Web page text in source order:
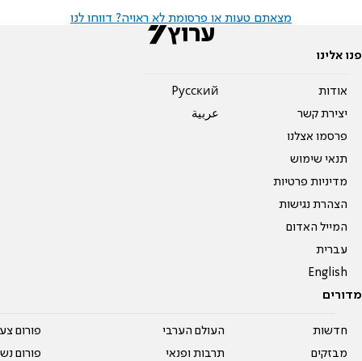
מצאתם טעות או פרסומת לא ראויה? דווחו לנו
פנו אלינו
אודות
יצירת קשר
פרסמו אצלנו
תנאי שימוש
מדיניות פרטיות
הצהרת נגישות
המייל האדום
עברית
English
Pусский
عربية
מדורים
חדשות
מבזקים
העולם הערבי
תרבות ופנאי
פורום
פורום